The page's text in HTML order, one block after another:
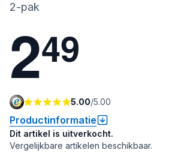
2-pak
249
5.00/5.00
Productinformatie
Dit artikel is uitverkocht.
Vergelijkbare artikelen beschikbaar.